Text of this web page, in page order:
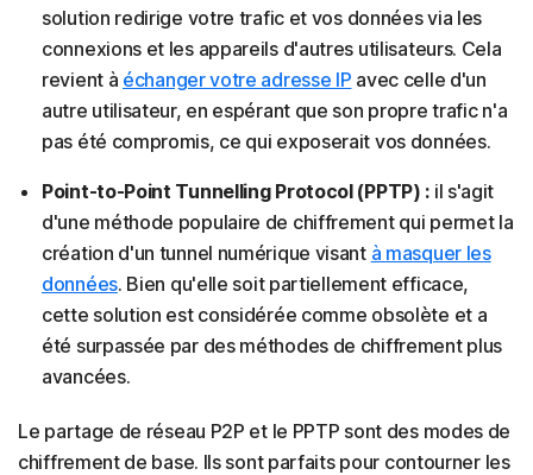
solution redirige votre trafic et vos données via les
connexions et les appareils d'autres utilisateurs. Cela
revient à échanger votre adresse IP avec celle d'un
autre utilisateur, en espérant que son propre trafic n'a
pas été compromis, ce qui exposerait vos données.
Point-to-Point Tunnelling Protocol (PPTP) : il s'agit
d'une méthode populaire de chiffrement qui permet la
création d'un tunnel numérique visant à masquer les
données. Bien qu'elle soit partiellement efficace,
cette solution est considérée comme obsolète et a
été surpassée par des méthodes de chiffrement plus
avancées.
Le partage de réseau P2P et le PPTP sont des modes de
chiffrement de base. Ils sont parfaits pour contourner les